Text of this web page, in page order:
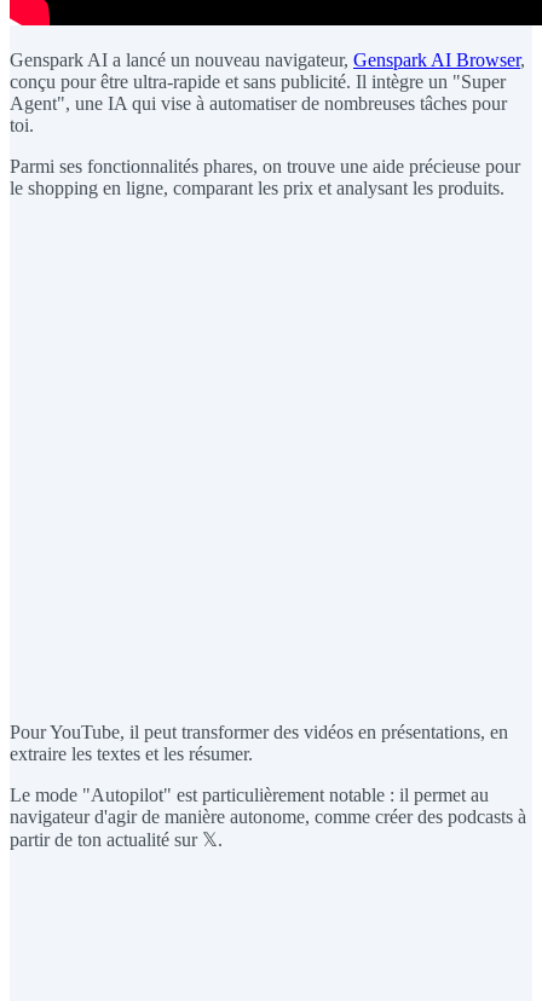
Genspark AI a lancé un nouveau navigateur, Genspark AI Browser,
conçu pour être ultra-rapide et sans publicité. Il intègre un "Super
Agent", une IA qui vise à automatiser de nombreuses tâches pour
toi.
Parmi ses fonctionnalités phares, on trouve une aide précieuse pour
le shopping en ligne, comparant les prix et analysant les produits.
Pour YouTube, il peut transformer des vidéos en présentations, en
extraire les textes et les résumer.
Le mode "Autopilot" est particulièrement notable : il permet au
navigateur d'agir de manière autonome, comme créer des podcasts à
partir de ton actualité sur 𝕏.